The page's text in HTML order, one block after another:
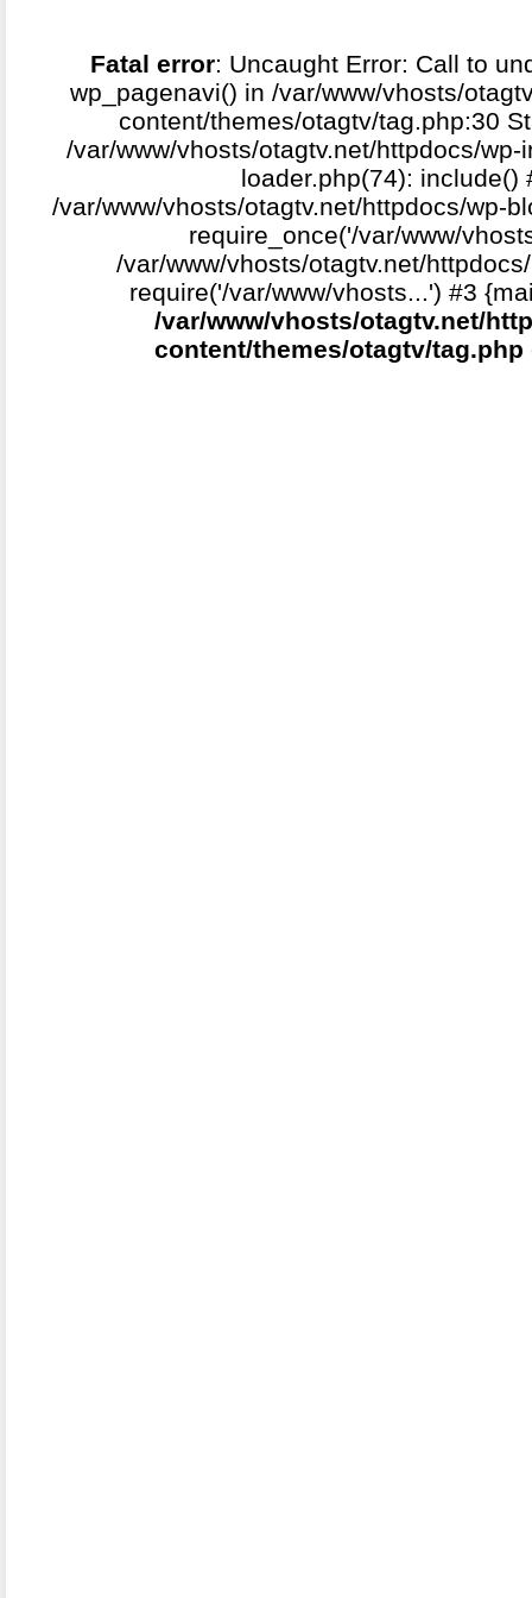
Fatal error: Uncaught Error: Call to
wp_pagenavi() in /var/www/vhosts/
content/themes/otagtv/tag.php:30
/var/www/vhosts/otagtv.net/httpdocs/
loader.php(74): include()
/var/www/vhosts/otagtv.net/httpdocs/wp-
require_once('/var/www/
/var/www/vhosts/otagtv.net/
require('/var/www/vhosts...') #3
/var/www/vhosts/otagtv.net/
content/themes/otagtv/tag.php